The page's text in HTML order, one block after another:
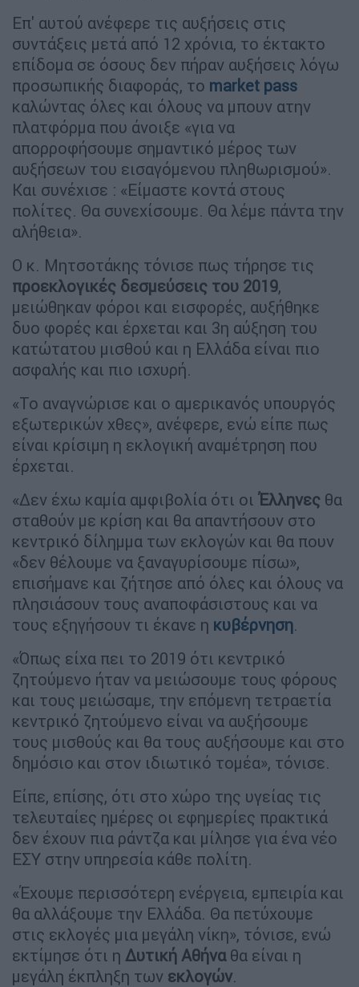
Επ' αυτού ανέφερε τις αυξήσεις στις
συντάξεις μετά από 12 χρόνια, το έκτακτο
επίδομα σε όσους δεν πήραν αυξήσεις λόγω
προσωπικής διαφοράς, το market pass
καλώντας όλες και όλους να μπουν ατην
πλατφόρμα που άνοιξε «για να
απορροφήσουμε σημαντικό μέρος των
αυξήσεων του εισαγόμενου πληθωρισμού».
Και συνέχισε : «Είμαστε κοντά στους
πολίτες. Θα συνεχίσουμε. Θα λέμε πάντα την
αλήθεια».
Ο κ. Μητσοτάκης τόνισε πως τήρησε τις
προεκλογικές δεσμεύσεις του 2019,
μειώθηκαν φόροι και εισφορές, αυξήθηκε
δυο φορές και έρχεται και 3η αύξηση του
κατώτατου μισθού και η Ελλάδα είναι πιο
ασφαλής και πιο ισχυρή.
«Το αναγνώρισε και ο αμερικανός υπουργός
εξωτερικών χθες», ανέφερε, ενώ είπε πως
είναι κρίσιμη η εκλογική αναμέτρηση που
έρχεται.
«Δεν έχω καμία αμφιβολία ότι οι Έλληνες θα
σταθούν με κρίση και θα απαντήσουν στο
κεντρικό δίλημμα των εκλογών και θα πουν
«δεν θέλουμε να ξαναγυρίσουμε πίσω»,
επισήμανε και ζήτησε από όλες και όλους να
πλησιάσουν τους αναποφάσιστους και να
τους εξηγήσουν τι έκανε η κυβέρνηση.
«Όπως είχα πει το 2019 ότι κεντρικό
ζητούμενο ήταν να μειώσουμε τους φόρους
και τους μειώσαμε, την επόμενη τετραετία
κεντρικό ζητούμενο είναι να αυξήσουμε
τους μισθούς και θα τους αυξήσουμε και στο
δημόσιο και στον ιδιωτικό τομέα», τόνισε.
Είπε, επίσης, ότι στο χώρο της υγείας τις
τελευταίες ημέρες οι εφημερίες πρακτικά
δεν έχουν πια ράντζα και μίλησε για ένα νέο
ΕΣΥ στην υπηρεσία κάθε πολίτη.
«Έχουμε περισσότερη ενέργεια, εμπειρία και
θα αλλάξουμε την Ελλάδα. Θα πετύχουμε
στις εκλογές μια μεγάλη νίκη», τόνισε, ενώ
εκτίμησε ότι η Δυτική Αθήναθα είναι η
μεγάλη έκπληξη των εκλογών.